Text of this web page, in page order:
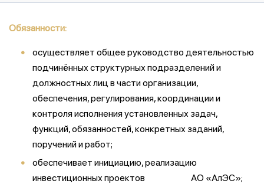
Обязанности:
осуществляет общее руководство деятельностью
подчинённых структурных подразделений и
должностных лиц в части организации,
обеспечения, регулирования, координации и
контроля исполнения установленных задач,
функций, обязанностей, конкретных заданий,
поручений и работ;
обеспечивает инициацию, реализацию
инвестиционных проектов АО «АлЭС»;